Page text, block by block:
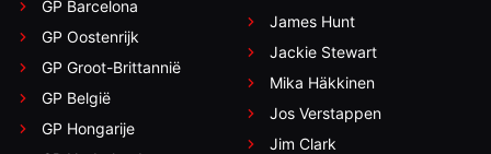
GP Barcelona
GP Oostenrijk
GP Groot-Brittannië
GP België
GP Hongarije
James Hunt
Jackie Stewart
Mika Häkkinen
Jos Verstappen
Jim Clark